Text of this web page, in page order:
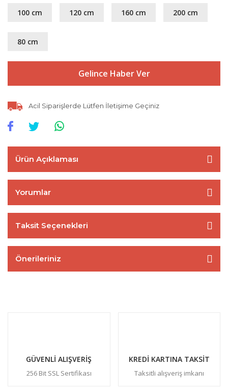
100 cm 120 cm 160 cm 200 cm
80 cm
Gelince Haber Ver
Acil Siparişlerde Lütfen İletişime Geçiniz
Ürün Açıklaması
Yorumlar
Taksit Seçenekleri
Önerileriniz
GÜVENLİ ALIŞVERİŞ
256 Bit SSL Sertifikası
KREDİ KARTINA TAKSİT
Taksitli alışveriş imkanı